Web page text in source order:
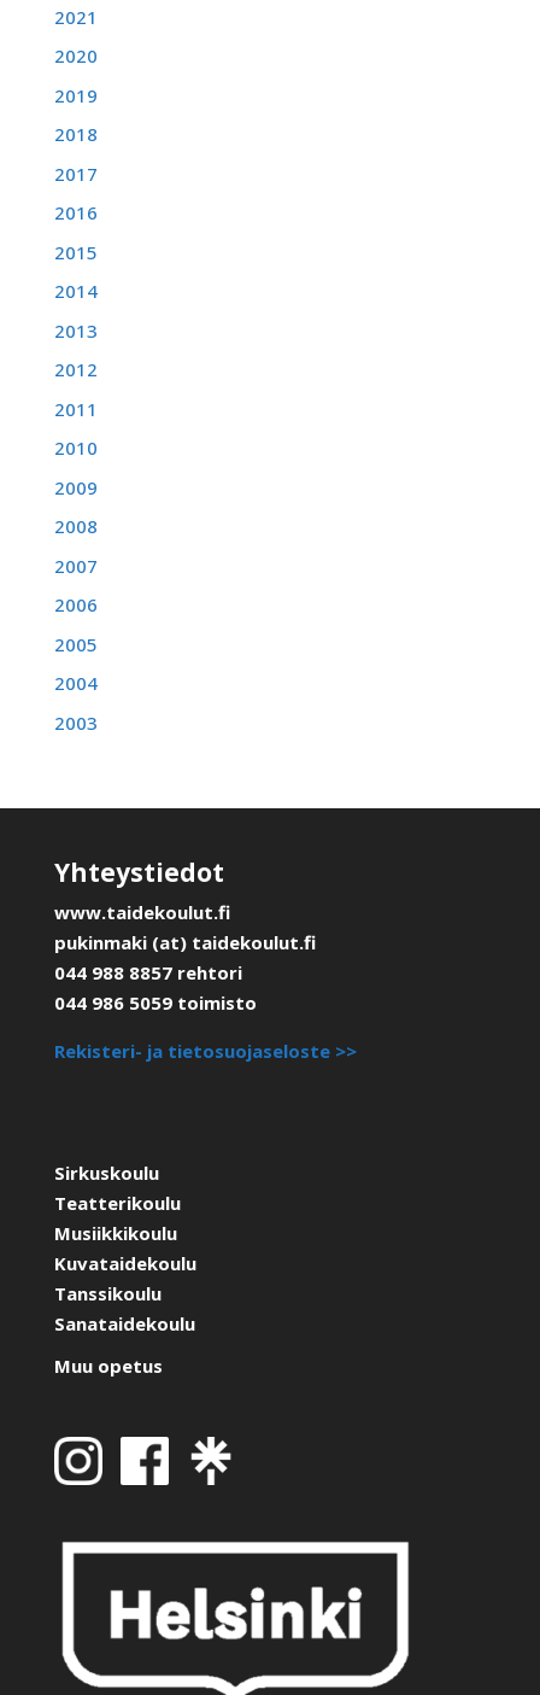
2021
2020
2019
2018
2017
2016
2015
2014
2013
2012
2011
2010
2009
2008
2007
2006
2005
2004
2003
Yhteystiedot
www.taidekoulut.fi
pukinmaki (at) taidekoulut.fi
044 988 8857 rehtori
044 986 5059 toimisto
Rekisteri- ja tietosuojaseloste >>
Sirkuskoulu
Teatterikoulu
Musiikkikoulu
Kuvataidekoulu
Tanssikoulu
Sanataidekoulu
Muu opetus